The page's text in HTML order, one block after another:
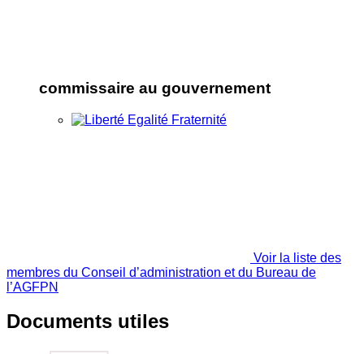
commissaire au gouvernement
Voir la liste des
membres du Conseil d’administration et du Bureau de
l’AGFPN
Documents utiles